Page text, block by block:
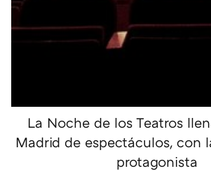
La Noche de los Teatros
Madrid de espectáculos, con
protagonista